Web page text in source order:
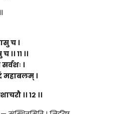
च ।
च ।।११ ।।
।
महाबलम् ।
।।१२ ।।